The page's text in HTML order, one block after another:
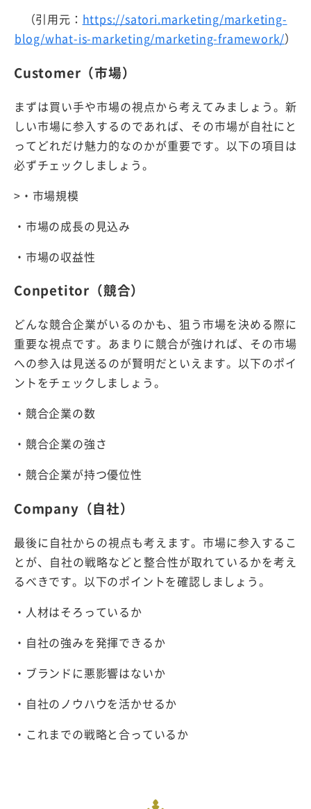
（引用元： https://satori.marketing/marketing-
blog/what-is-marketing/marketing-framework/）
Customer（市場）
まずは買い手や市場の視点から考えてみましょう。新
しい市場に参入するのであれば、その市場が自社にと
ってどれだけ魅力的なのかが重要です。以下の項目は
必ずチェックしましょう。
>・市場規模
・市場の成長の見込み
・市場の収益性
Conpetitor（競合）
どんな競合企業がいるのかも、狙う市場を決める際に
重要な視点です。あまりに競合が強ければ、その市場
への参入は見送るのが賢明だといえます。以下のポイ
ントをチェックしましょう。
・競合企業の数
・競合企業の強さ
・競合企業が持つ優位性
Company（自社）
最後に自社からの視点も考えます。市場に参入するこ
とが、自社の戦略などと整合性が取れているかを考え
るべきです。以下のポイントを確認しましょう。
・人材はそろっているか
・自社の強みを発揮できるか
・ブランドに悪影響はないか
・自社のノウハウを活かせるか
・これまでの戦略と合っているか